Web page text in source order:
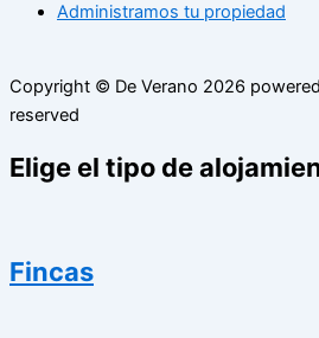
Administramos tu propiedad
Copyright © De Verano 2026
reserved
Elige el tipo de
Fincas